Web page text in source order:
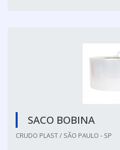
SACO BOBINA
CRUDO PLAST / SÃO PAULO - SP